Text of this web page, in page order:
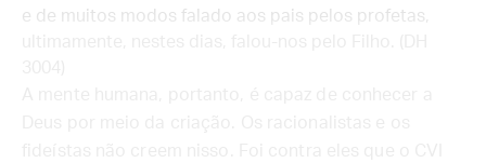
e de muitos modos falado aos pais pelos profetas,